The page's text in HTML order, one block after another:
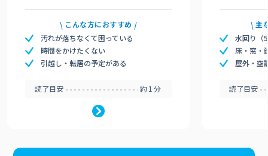
こんな方におすすめ
汚れが落ちなくて困っている
時間をかけたくない
引越し・転居の予定がある
読了目安 約1分
主
水回り（
床・窓・
屋外・空
読了目安